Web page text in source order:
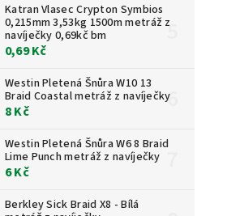
Katran Vlasec Crypton Symbios
0,215mm 3,53kg 1500m metráž z
navíječky 0,69kč bm
0,69 Kč
Westin Pletená Šnůra W10 13
Braid Coastal metráž z navíječky
8 Kč
Westin Pletená Šnůra W6 8 Braid
Lime Punch metráž z navíječky
6 Kč
Berkley Sick Braid X8 - Bílá